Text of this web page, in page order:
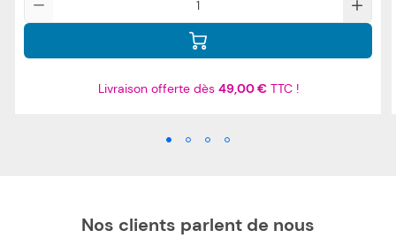
Livraison offerte dès 49,00 €TTC !
Nos clients parlent de nous